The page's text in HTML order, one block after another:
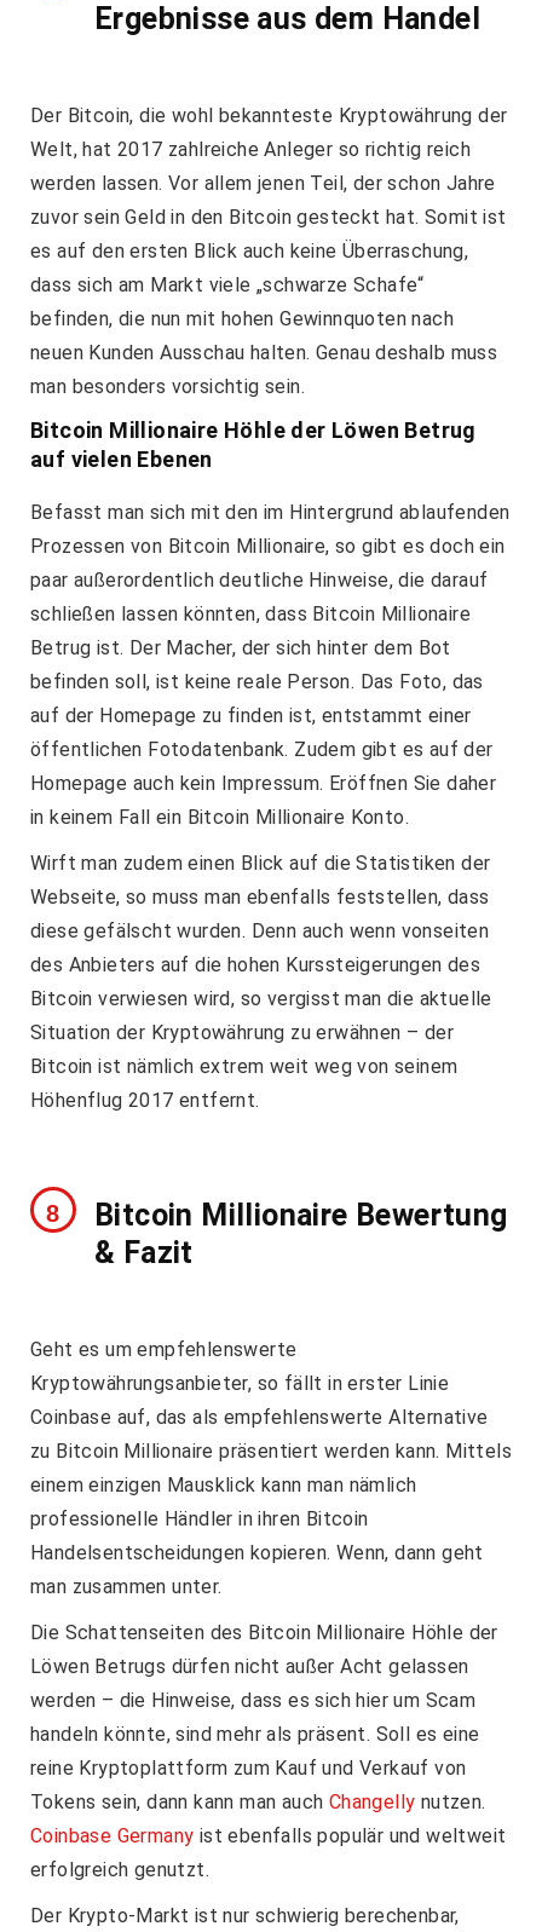
Ergebnisse aus dem Handel
Der Bitcoin, die wohl bekannteste Kryptowährung der
Welt, hat 2017 zahlreiche Anleger so richtig reich
werden lassen. Vor allem jenen Teil, der schon Jahre
zuvor sein Geld in den Bitcoin gesteckt hat. Somit ist
es auf den ersten Blick auch keine Überraschung,
dass sich am Markt viele „schwarze Schafe“
befinden, die nun mit hohen Gewinnquoten nach
neuen Kunden Ausschau halten. Genau deshalb muss
man besonders vorsichtig sein.
Bitcoin Millionaire Höhle der Löwen Betrug
auf vielen Ebenen
Befasst man sich mit den im Hintergrund ablaufenden
Prozessen von Bitcoin Millionaire, so gibt es doch ein
paar außerordentlich deutliche Hinweise, die darauf
schließen lassen könnten, dass Bitcoin Millionaire
Betrug ist. Der Macher, der sich hinter dem Bot
befinden soll, ist keine reale Person. Das Foto, das
auf der Homepage zu finden ist, entstammt einer
öffentlichen Fotodatenbank. Zudem gibt es auf der
Homepage auch kein Impressum. Eröffnen Sie daher
in keinem Fall ein Bitcoin Millionaire Konto.
Wirft man zudem einen Blick auf die Statistiken der
Webseite, so muss man ebenfalls feststellen, dass
diese gefälscht wurden. Denn auch wenn vonseiten
des Anbieters auf die hohen Kurssteigerungen des
Bitcoin verwiesen wird, so vergisst man die aktuelle
Situation der Kryptowährung zu erwähnen – der
Bitcoin ist nämlich extrem weit weg von seinem
Höhenflug 2017 entfernt.
Bitcoin Millionaire Bewertung
& Fazit
Geht es um empfehlenswerte
Kryptowährungsanbieter, so fällt in erster Linie
Coinbase auf, das als empfehlenswerte Alternative
zu Bitcoin Millionaire präsentiert werden kann. Mittels
einem einzigen Mausklick kann man nämlich
professionelle Händler in ihren Bitcoin
Handelsentscheidungen kopieren. Wenn, dann geht
man zusammen unter.
Die Schattenseiten des Bitcoin Millionaire Höhle der
Löwen Betrugs dürfen nicht außer Acht gelassen
werden – die Hinweise, dass es sich hier um Scam
handeln könnte, sind mehr als präsent. Soll es eine
reine Kryptoplattform zum Kauf und Verkauf von
Tokens sein, dann kann man auch Changelly nutzen.
Coinbase Germany ist ebenfalls populär und weltweit
erfolgreich genutzt.
Der Krypto-Markt ist nur schwierig berechenbar,